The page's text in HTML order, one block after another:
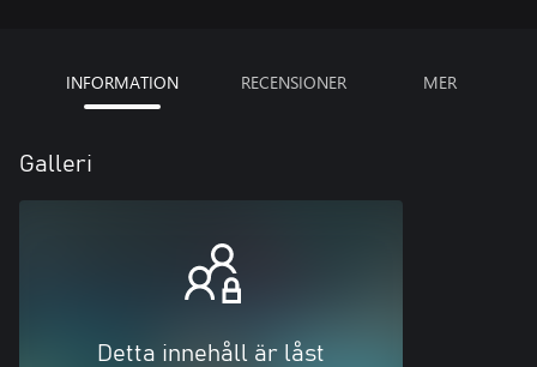
INFORMATION RECENSIONER MER
Galleri
Detta innehåll är låst